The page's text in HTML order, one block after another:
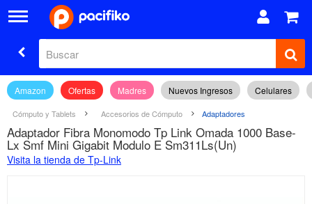
Amazon Ofertas Madres Nuevos Ingresos Celulares
Cómputo y Tablets Accesorios de Cómputo Adaptadores
Adaptador Fibra Monomodo Tp Link Omada 1000 Base-
Lx Smf Mini Gigabit Modulo E Sm311Ls(Un)
Visita la tienda de Tp-Link